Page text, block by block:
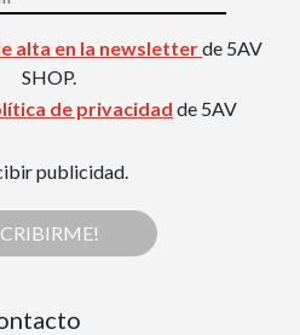
alta en la newsletterde 5AV
SHOP.
de privacidad de 5AV
publicidad.